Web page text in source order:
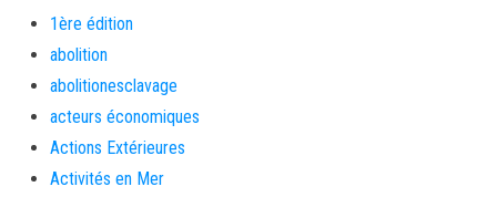
1ère édition
abolition
abolitionesclavage
acteurs économiques
Actions Extérieures
Activités en Mer